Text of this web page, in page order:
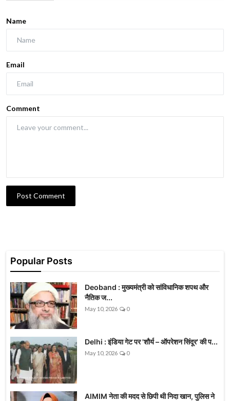
Name
Email
Comment
Post Comment
Popular Posts
Deoband : मुख्यमंत्री को सांविधानिक शपथ और
नैतिक ज...
May 10, 2026 0
Delhi : इंडिया गेट पर 'शौर्य – ऑपरेशन सिंदूर' की प...
May 10, 2026 0
AIMIM नेता की मदद से छिपी थी निदा खान, पुलिस ने